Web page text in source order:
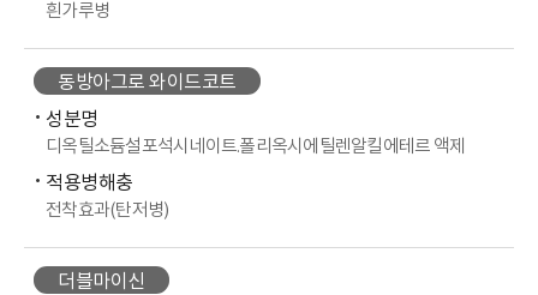
흰가루병
동방아그로 와이드코트
성분명
디옥틸소듐설포석시네이트.폴리옥시에틸렌알킬에테르 액제
적용병해충
전착효과(탄저병)
더블마이신